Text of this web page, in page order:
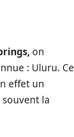
on
: Uluru. Ce
effet un
la